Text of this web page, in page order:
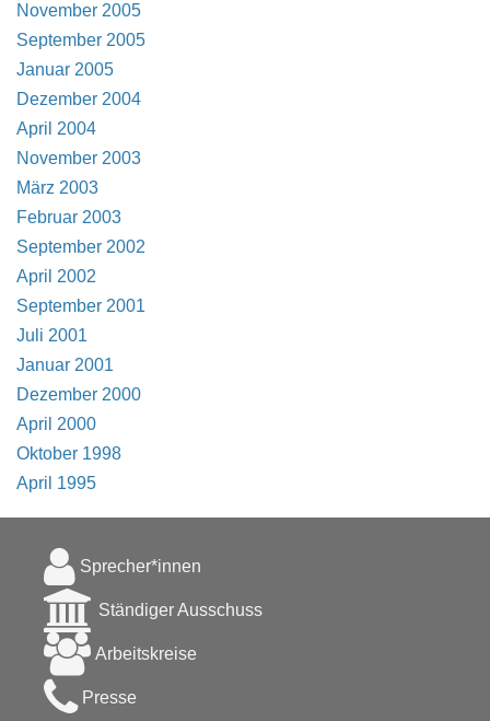
November 2005
September 2005
Januar 2005
Dezember 2004
April 2004
November 2003
März 2003
Februar 2003
September 2002
April 2002
September 2001
Juli 2001
Januar 2001
Dezember 2000
April 2000
Oktober 1998
April 1995
Sprecher*innen
Ständiger Ausschuss
Arbeitskreise
Presse